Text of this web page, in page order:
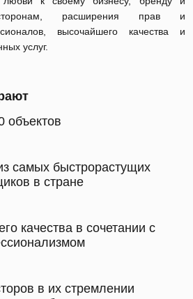
сторонам, расширения прав и
высочайшего качества и
услуг.
объектов
самых быстрорастущих
в стране
качества в сочетании с
в их стремлении